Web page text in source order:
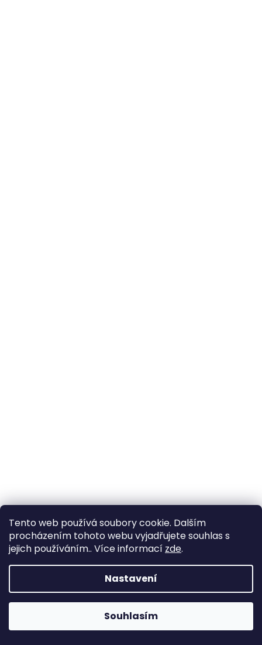
Tento web používá soubory cookie. Dalším
procházením tohoto webu vyjadřujete souhlas s
jejich používáním.. Více informací zde.
Nastavení
Souhlasím